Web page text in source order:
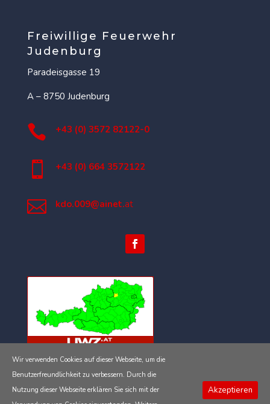
Freiwillige Feuerwehr
Judenburg
Paradeisgasse 19
A – 8750 Judenburg
 +43 (0) 3572 82122-0
 +43 (0) 664 3572122
 kdo.009@ainet.at
Impressum
Wir verwenden Cookies auf dieser Webseite, um die
Benutzerfreundlichkeit zu verbessern. Durch die
Nutzung dieser Webseite erklären Sie sich mit der
Akzeptieren